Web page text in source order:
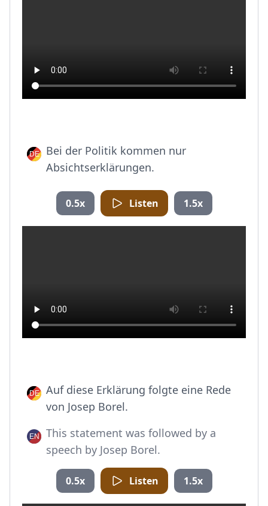
Bei der Politik kommen nur
Absichtserklärungen.
0.5x Listen 1.5x
Auf diese Erklärung folgte eine Rede
von Josep Borel.
This statement was followed by a
speech by Josep Borel.
0.5x Listen 1.5x